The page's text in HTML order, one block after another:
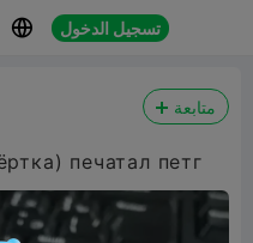
 تسجيل الدخول
متابعة
печатал петг